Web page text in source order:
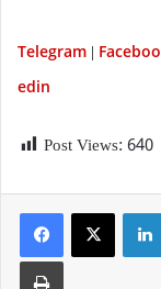
Telegram
edin
Post Views: 640